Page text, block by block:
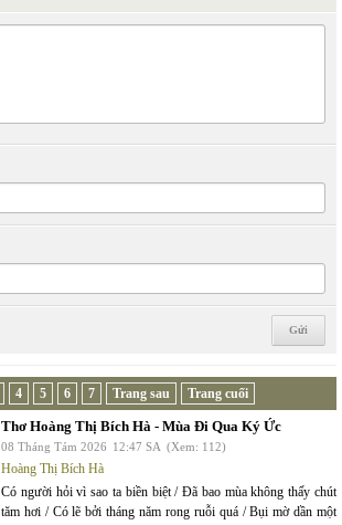
4 5 6 7 Trang sau Trang cuối
Thơ Hoàng Thị Bích Hà - Mùa Đi Qua Ký Ức
08 Tháng Tám 2026 12:47 SA (Xem: 112)
Hoàng Thị Bích Hà
Có người hỏi vì sao ta biền biệt / Đã bao mùa không thấy chút
tăm hơi / Có lẽ bởi tháng năm rong ruỗi quá / Bụi mờ dần một